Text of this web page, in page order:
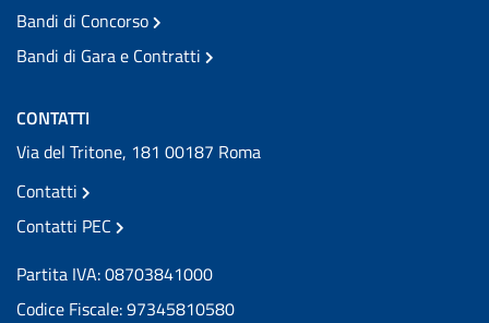
Bandi di Concorso
Bandi di Gara e Contratti
CONTATTI
Via del Tritone, 181 00187 Roma
Contatti
Contatti PEC
Partita IVA: 08703841000
Codice Fiscale: 97345810580